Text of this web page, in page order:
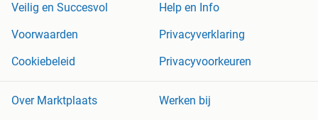
Veilig en Succesvol
Help en Info
Voorwaarden
Privacyverklaring
Cookiebeleid
Privacyvoorkeuren
Over Marktplaats
Werken bij